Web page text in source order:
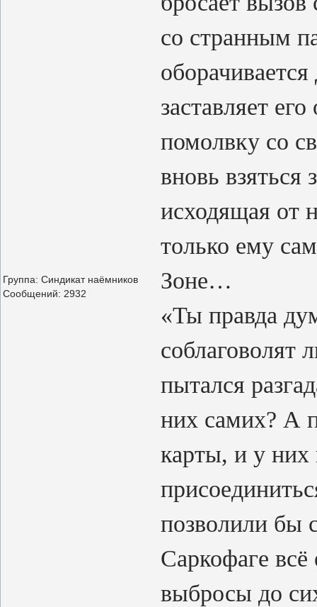
Группа: Синдикат наёмников
Сообщений: 2932
со странным
заставляет
помолвку со
вновь
исходящая от
только ему
Зоне…
«Ты правда
соблаговолят
пытался
них самих? А
карты, и у них
позволили бы
Саркофаге
выбросы до